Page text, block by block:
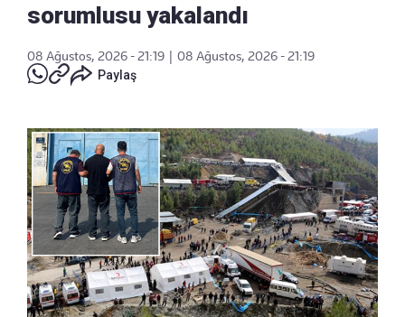
sorumlusu yakalandı
08 Ağustos, 2026 - 21:19
08 Ağustos, 2026 - 21:19
Paylaş